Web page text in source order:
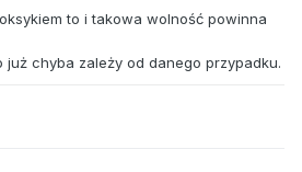
to i takowa wolność powinna
już chyba zależy od danego przypadku.